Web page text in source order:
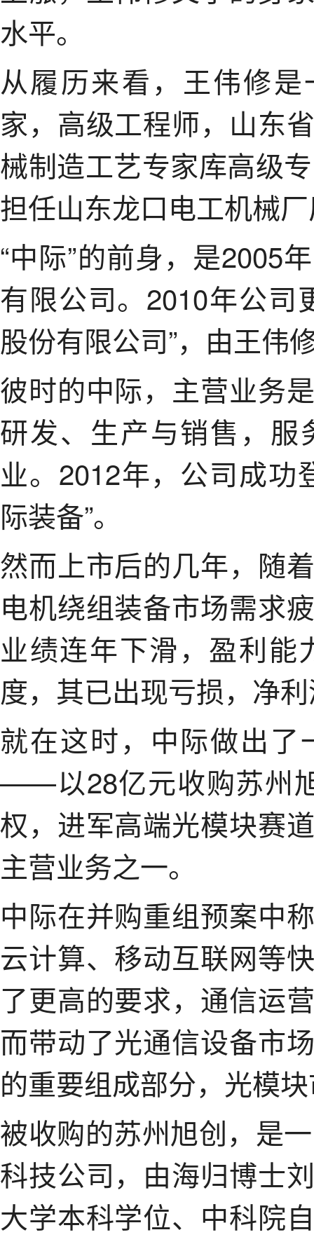
水平。
从履历来看，王伟修是
家，高级工程师，山东
械制造工艺专家库高级
担任山东龙口电工机械
“中际”的前身，是2005
有限公司。2010年公司
股份有限公司”，由王伟
彼时的中际，主营业务
研发、生产与销售，
业。2012年，公司成功
际装备”。
然而上市后的几年，随
电机绕组装备市场需求
业绩连年下滑，盈利能
度，其已出现亏损，净
就在这时，中际做出
——以28亿元收购苏州
权，进军高端光模块赛
主营业务之一。
中际在并购重组预案中
云计算、移动互联网等
了更高的要求，通信运
而带动了光通信设备市
的重要组成部分，光模
被收购的苏州旭创，是
科技公司，由海归博士
大学本科学位、中科院